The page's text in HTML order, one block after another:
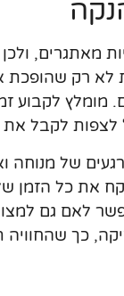
מאתגרים,
רק שהופכת
מומלץ לקבוע
לקבל את
של מנוחה
את כל
לאם גם
כך שהחוויה